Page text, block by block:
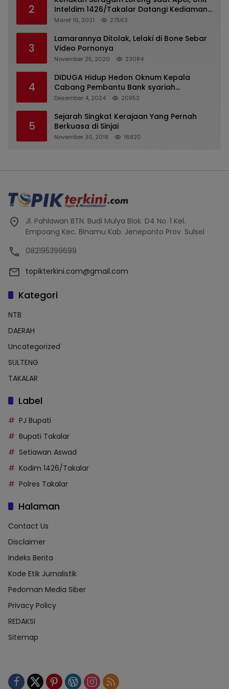
2
Inteldim 1426/Takalar Datangi Kediaman
Kasatpol PP
Maret 16, 2021 27563
3
Lamarannya Ditolak, Lelaki di Bone Sebar
Video Pornonya
November 25, 2020 23084
4
DIDUGA Hidup Hedon Oknum Kepala
Cabang Pembantu Bank syariah
Indonesia Unit Hasan Basri di Banjarmasin
Milyaran Rupiah dan Bilyet Giro Tidak
Terdaftar, OJK Kalsel : Bertemu Tanggal 11
Desember 4, 2024 20952
5
Sejarah Singkat Kerajaan Yang Pernah
Berkuasa di Sinjai
November 30, 2019 16820
Jl. Pahlawan BTN. Budi Mulya Blok. D4 No. 1 Kel.
Empoang Kec. Binamu Kab. Jeneponto Prov. Sulsel
082195399699
topikterkini.com@gmail.com
Kategori
NTB
DAERAH
Uncategorized
SULTENG
TAKALAR
Label
PJ Bupati
Bupati Takalar
Setiawan Aswad
Kodim 1426/Takalar
Polres Takalar
Halaman
Contact Us
Disclaimer
Indeks Berita
Kode Etik Jurnalistik
Pedoman Media Siber
Privacy Policy
REDAKSI
Sitemap